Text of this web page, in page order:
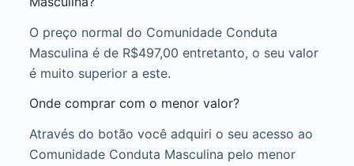
O preço normal do Comunidade Conduta
Masculina é de R$497,00 entretanto, o seu valor
é muito superior a este.
Onde comprar com o menor valor?
Através do botão você adquiri o seu acesso ao
Comunidade Conduta Masculina pelo menor